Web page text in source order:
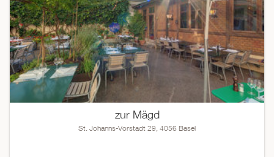
zur Mägd
St. Johanns-Vorstadt 29, 4056 Basel